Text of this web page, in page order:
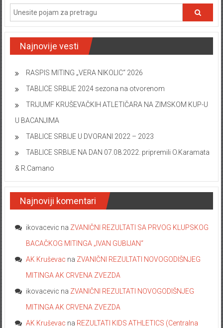
Najnovije vesti
RASPIS MITING „VERA NIKOLIC“ 2026
TABLICE SRBIJE 2024 sezona na otvorenom
TRIJUMF KRUŠEVAČKIH ATLETIČARA NA ZIMSKOM KUP-U
U BACANJIMA
TABLICE SRBIJE U DVORANI 2022 – 2023
TABLICE SRBIJE NA DAN 07.08.2022. pripremili O.Karamata
& R.Camano
Najnoviji komentari
ikovacevic na ZVANIČNI REZULTATI SA PRVOG KLUPSKOG
BACAČKOG MITINGA „IVAN GUBIJAN“
AK Kruševac na ZVANIČNI REZULTATI NOVOGODIŠNJEG
MITINGA AK CRVENA ZVEZDA
ikovacevic na ZVANIČNI REZULTATI NOVOGODIŠNJEG
MITINGA AK CRVENA ZVEZDA
AK Kruševac na REZULTATI KIDS ATHLETICS (Centralna